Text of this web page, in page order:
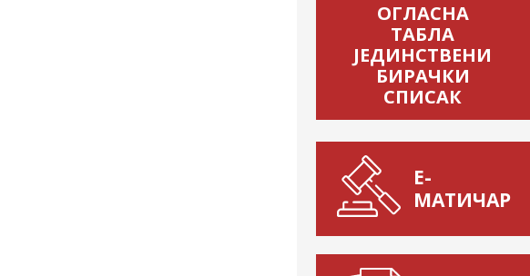
ОГЛАСНА
ТАБЛА
ЈЕДИНСТВЕНИ
БИРАЧКИ
СПИСАК
Е-
МАТИЧАР